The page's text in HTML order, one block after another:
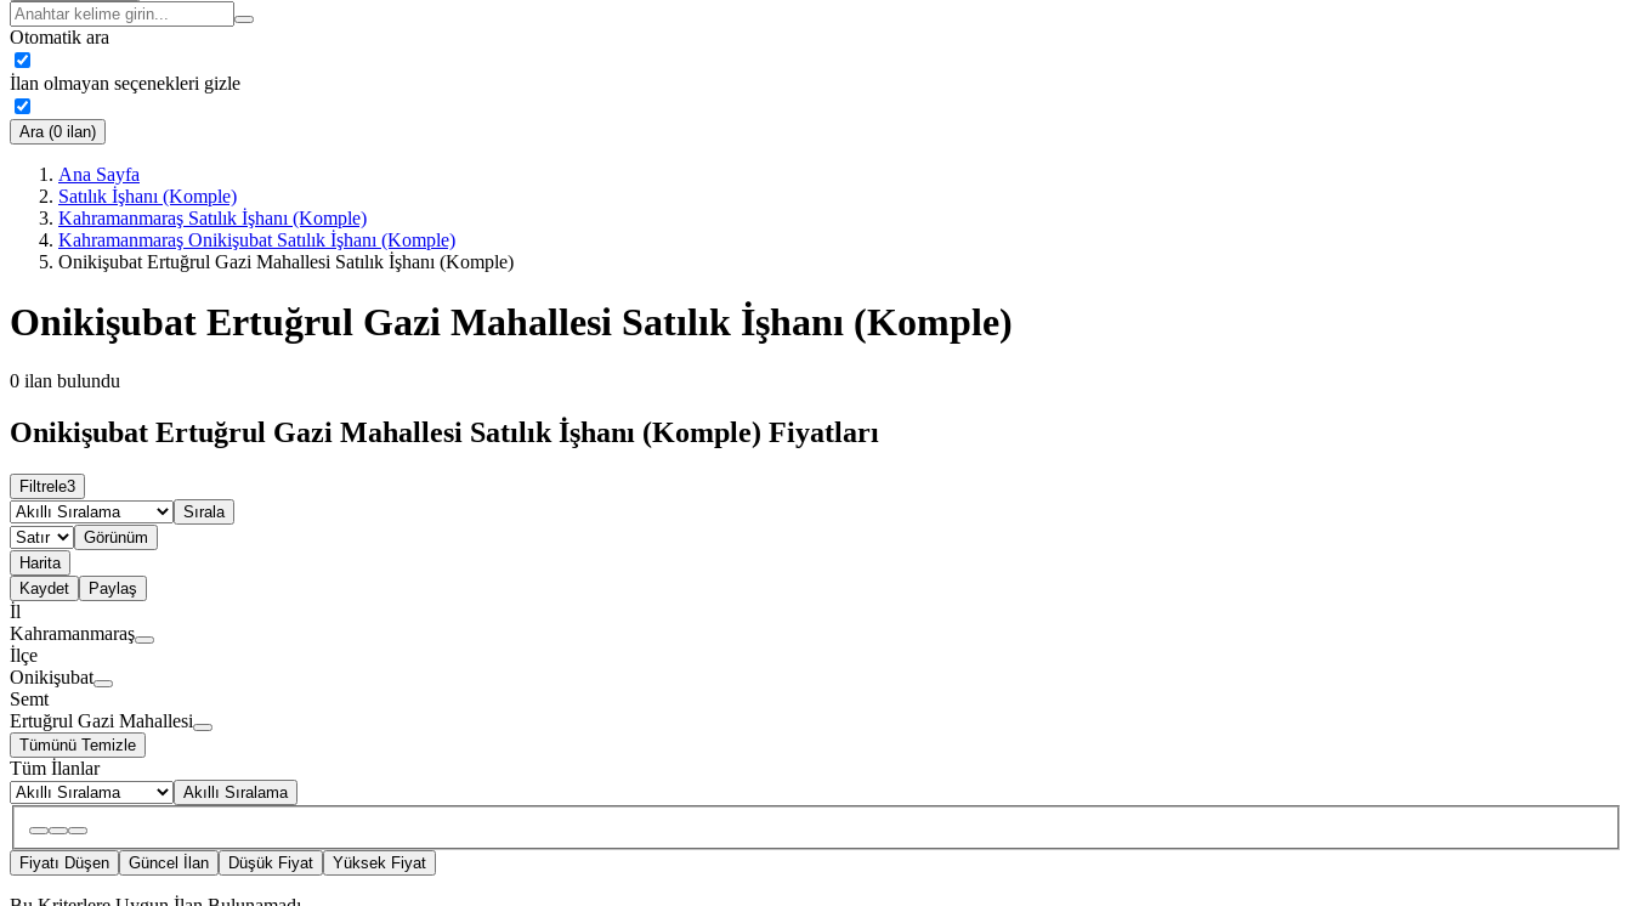
Otomatik ara
İlan olmayan seçenekleri gizle
Ara (0 ilan)
Ana Sayfa
Satılık İşhanı (Komple)
Kahramanmaraş Satılık İşhanı (Komple)
Kahramanmaraş Onikişubat Satılık İşhanı (Komple)
Onikişubat Ertuğrul Gazi Mahallesi Satılık İşhanı (Komple)
Onikişubat Ertuğrul Gazi Mahallesi Satılık İşhanı (Komple)
0 ilan bulundu
Onikişubat Ertuğrul Gazi Mahallesi Satılık İşhanı (Komple) Fiyatları
Filtrele3
Sırala
Görünüm
Harita
Kaydet
Paylaş
İl
Kahramanmaraş
İlçe
Onikişubat
Semt
Ertuğrul Gazi Mahallesi
Tümünü Temizle
Tüm İlanlar
Akıllı Sıralama
Fiyatı Düşen Güncel İlan Düşük Fiyat Yüksek Fiyat